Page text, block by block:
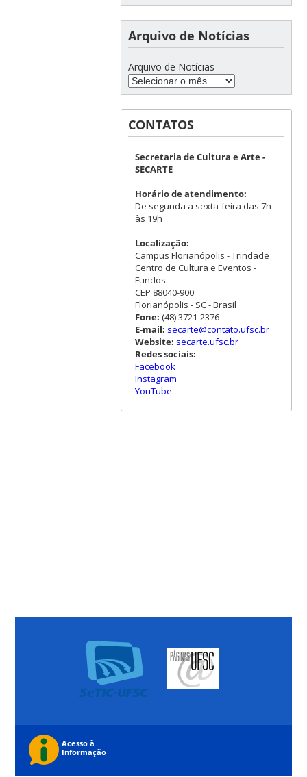
Arquivo de Notícias
Arquivo de Notícias
CONTATOS
Secretaria de Cultura e Arte -
SECARTE
Horário de atendimento:
De segunda a sexta-feira das 7h
às 19h
Localização:
Campus Florianópolis - Trindade
Centro de Cultura e Eventos -
Fundos
CEP 88040-900
Florianópolis - SC - Brasil
Fone: (48) 3721-2376
E-mail: secarte@contato.ufsc.br
Website: secarte.ufsc.br
Redes sociais:
Facebook
Instagram
YouTube